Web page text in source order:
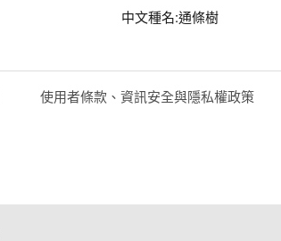
中文種名:通條樹
使用者條款、資訊安全與隱私權政策